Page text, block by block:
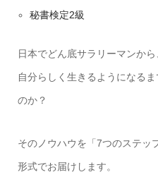
秘書検定2級
日本でどん底サラリーマンか
自分らしく生きるようになる
のか？
そのノウハウを「7つのステッ
形式でお届けします。